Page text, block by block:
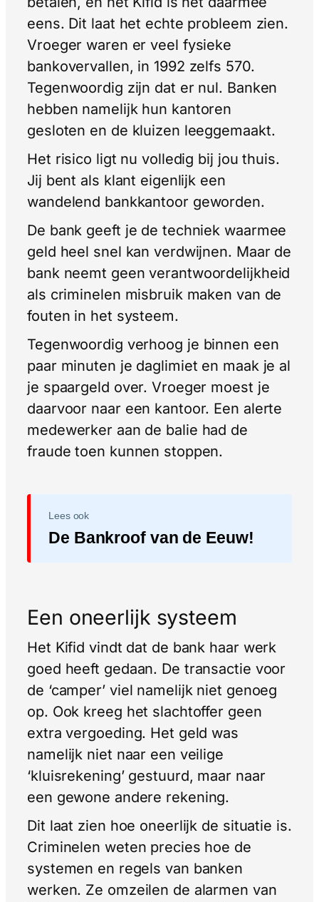
eens. Dit laat het echte probleem zien.
Vroeger waren er veel fysieke
bankovervallen, in 1992 zelfs 570.
Tegenwoordig zijn dat er nul. Banken
hebben namelijk hun kantoren
gesloten en de kluizen leeggemaakt.
Het risico ligt nu volledig bij jou thuis.
Jij bent als klant eigenlijk een
wandelend bankkantoor geworden.
De bank geeft je de techniek waarmee
geld heel snel kan verdwijnen. Maar de
bank neemt geen verantwoordelijkheid
als criminelen misbruik maken van de
fouten in het systeem.
Tegenwoordig verhoog je binnen een
paar minuten je daglimiet en maak je al
je spaargeld over. Vroeger moest je
daarvoor naar een kantoor. Een alerte
medewerker aan de balie had de
fraude toen kunnen stoppen.
Lees ook
De Bankroof van de Eeuw!
Een oneerlijk systeem
Het Kifid vindt dat de bank haar werk
goed heeft gedaan. De transactie voor
de ‘camper’ viel namelijk niet genoeg
op. Ook kreeg het slachtoffer geen
extra vergoeding. Het geld was
namelijk niet naar een veilige
‘kluisrekening’ gestuurd, maar naar
een gewone andere rekening.
Dit laat zien hoe oneerlijk de situatie is.
Criminelen weten precies hoe de
systemen en regels van banken
werken. Ze omzeilen de alarmen van